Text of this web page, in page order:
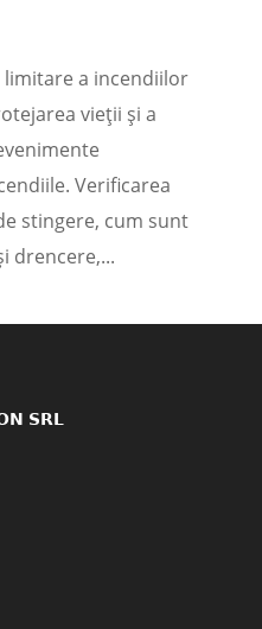
a incendiilor
vieții și a
Verificarea
stingere, cum sunt
drencere,...
𝗦𝗥𝗟